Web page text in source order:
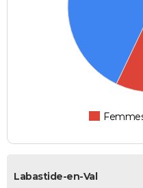
Labastide-en-Val